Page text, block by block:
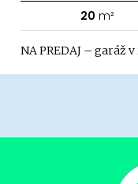
20 m²
NA PREDAJ – garáž